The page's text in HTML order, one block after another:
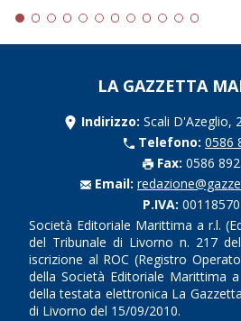
LA GAZZETTA
Indirizzo: Scali D'Azeglio,
Telefono: 0586
Fax: 0586
Email:
P.IVA:
Società Editoriale Marittima a r.l.
del Tribunale di Livorno n. 217
iscrizione al ROC (Registro
della Società Editoriale Marittima
della testata elettronica La
di Livorno del 15/09/2010.